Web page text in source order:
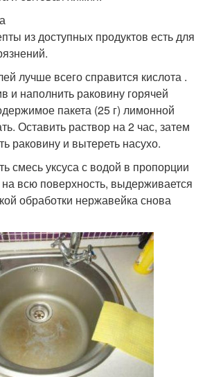
из доступных продуктов есть для
лучше всего справится кислота .
и наполнить раковину горячей
пакета (25 г) лимонной
Оставить раствор на 2 час, затем
раковину и вытереть насухо.
смесь уксуса с водой в пропорции
всю поверхность, выдерживается
обработки нержавейка снова